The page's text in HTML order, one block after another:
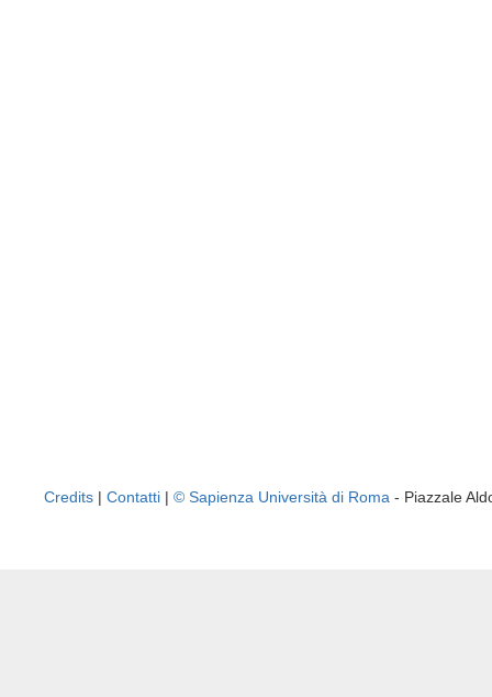
Credits | Contatti | © Sapienza Università di Roma - Piazzale